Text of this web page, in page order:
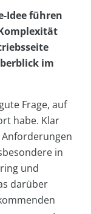
Idee führen
im
Frage, auf
habe. Klar
Anforderungen
in
und
darüber